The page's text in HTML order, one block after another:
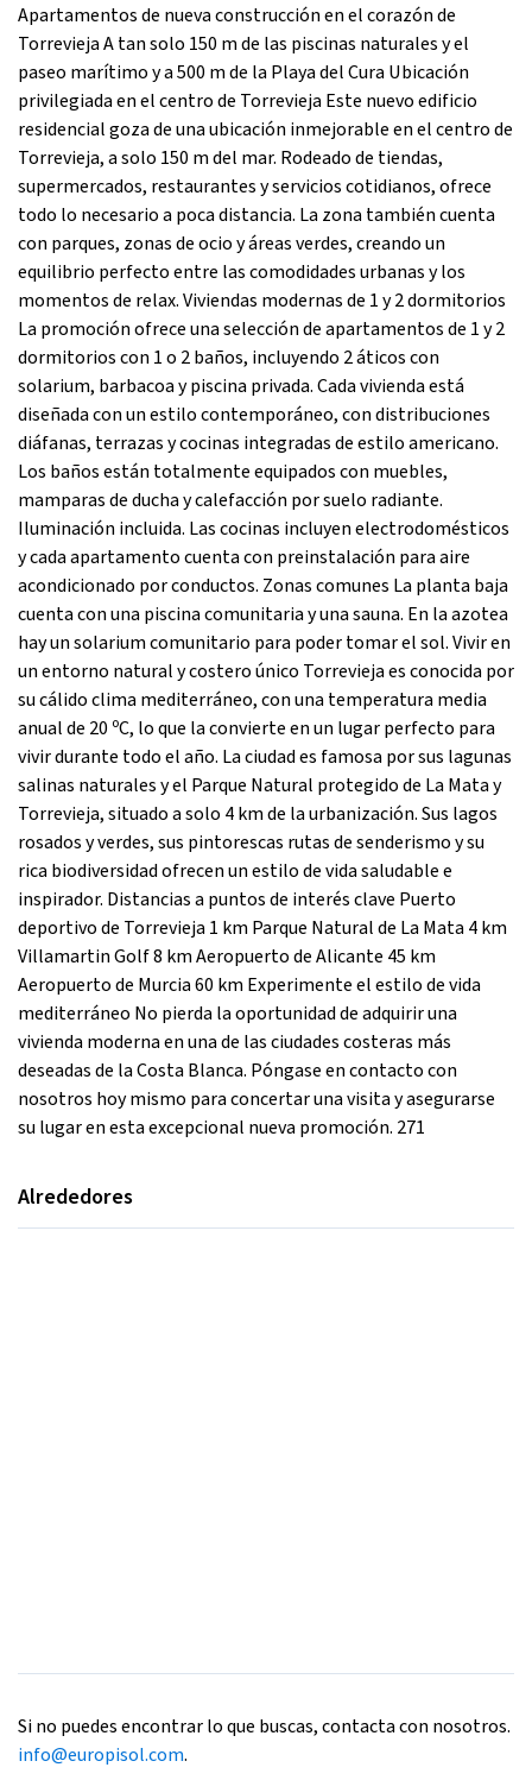
Apartamentos de nueva construcción en el corazón de
Torrevieja A tan solo 150 m de las piscinas naturales y el
paseo marítimo y a 500 m de la Playa del Cura Ubicación
privilegiada en el centro de Torrevieja Este nuevo edificio
residencial goza de una ubicación inmejorable en el centro de
Torrevieja, a solo 150 m del mar. Rodeado de tiendas,
supermercados, restaurantes y servicios cotidianos, ofrece
todo lo necesario a poca distancia. La zona también cuenta
con parques, zonas de ocio y áreas verdes, creando un
equilibrio perfecto entre las comodidades urbanas y los
momentos de relax. Viviendas modernas de 1 y 2 dormitorios
La promoción ofrece una selección de apartamentos de 1 y 2
dormitorios con 1 o 2 baños, incluyendo 2 áticos con
solarium, barbacoa y piscina privada. Cada vivienda está
diseñada con un estilo contemporáneo, con distribuciones
diáfanas, terrazas y cocinas integradas de estilo americano.
Los baños están totalmente equipados con muebles,
mamparas de ducha y calefacción por suelo radiante.
Iluminación incluida. Las cocinas incluyen electrodomésticos
y cada apartamento cuenta con preinstalación para aire
acondicionado por conductos. Zonas comunes La planta baja
cuenta con una piscina comunitaria y una sauna. En la azotea
hay un solarium comunitario para poder tomar el sol. Vivir en
un entorno natural y costero único Torrevieja es conocida por
su cálido clima mediterráneo, con una temperatura media
anual de 20 ºC, lo que la convierte en un lugar perfecto para
vivir durante todo el año. La ciudad es famosa por sus lagunas
salinas naturales y el Parque Natural protegido de La Mata y
Torrevieja, situado a solo 4 km de la urbanización. Sus lagos
rosados y verdes, sus pintorescas rutas de senderismo y su
rica biodiversidad ofrecen un estilo de vida saludable e
inspirador. Distancias a puntos de interés clave Puerto
deportivo de Torrevieja 1 km Parque Natural de La Mata 4 km
Villamartin Golf 8 km Aeropuerto de Alicante 45 km
Aeropuerto de Murcia 60 km Experimente el estilo de vida
mediterráneo No pierda la oportunidad de adquirir una
vivienda moderna en una de las ciudades costeras más
deseadas de la Costa Blanca. Póngase en contacto con
nosotros hoy mismo para concertar una visita y asegurarse
su lugar en esta excepcional nueva promoción. 271
Alrededores
Si no puedes encontrar lo que buscas, contacta con nosotros.
info@europisol.com.